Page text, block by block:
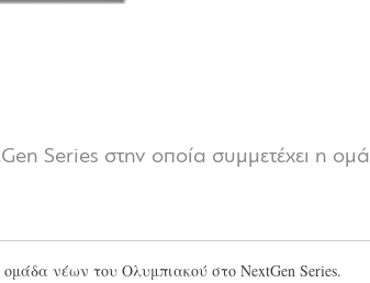
Series στην οποία συμμετέχει η
νέων του Ολυμπιακού στο NextGen Series.